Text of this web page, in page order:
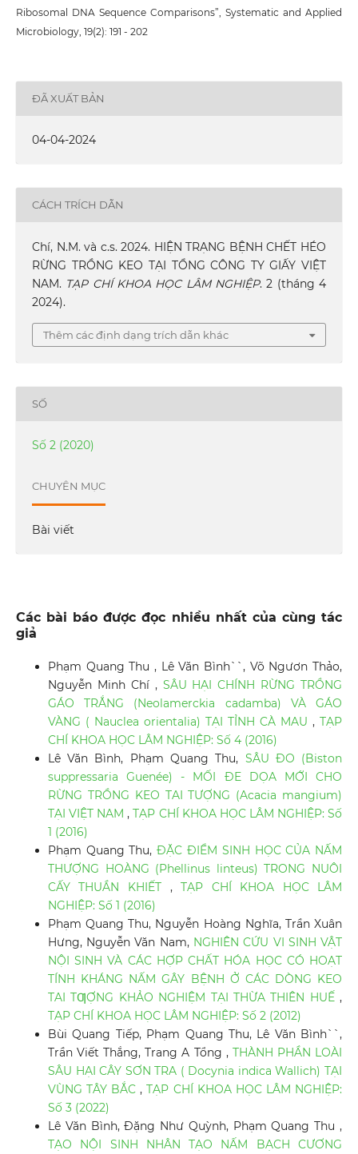
Ribosomal DNA Sequence Comparisons”, Systematic and Applied
Microbiology, 19(2): 191 - 202
ĐÃ XUẤT BẢN
04-04-2024
CÁCH TRÍCH DẪN
Chí, N.M. và c.s. 2024. HIỆN TRẠNG BỆNH CHẾT HÉO
RỪNG TRỒNG KEO TẠI TỔNG CÔNG TY GIẤY VIỆT
NAM. TẠP CHÍ KHOA HỌC LÂM NGHIỆP. 2 (tháng 4
2024).
Thêm các định dạng trích dẫn khác
SỐ
Số 2 (2020)
CHUYÊN MỤC
Bài viết
Các bài báo được đọc nhiều nhất của cùng tác
giả
Phạm Quang Thu , Lê Văn Bình``, Võ Ngươn Thảo,
Nguyễn Minh Chí , SÂU HẠI CHÍNH RỪNG TRỒNG
GÁO TRẮNG (Neolamerckia cadamba) VÀ GÁO
VÀNG ( Nauclea orientalia) TẠI TỈNH CÀ MAU,TẠP
CHÍ KHOA HỌC LÂM NGHIỆP: Số 4 (2016)
Lê Văn Bình, Phạm Quang Thu, SÂU ĐO (Biston
suppressaria Guenée) - MỐI ĐE DỌA MỚI CHO
RỪNG TRỒNG KEO TAI TƯỢNG (Acacia mangium)
TẠI VIỆT NAM,TẠP CHÍ KHOA HỌC LÂM NGHIỆP: Số
1 (2016)
Phạm Quang Thu,ĐẶC ĐIỂM SINH HỌC CỦA NẤM
THƯỢNG HOÀNG (Phellinus linteus) TRONG NUÔI
CẤY THUẦN KHIẾT ,TẠP CHÍ KHOA HỌC LÂM
NGHIỆP: Số 1 (2016)
Phạm Quang Thu, Nguyễn Hoàng Nghĩa, Trần Xuân
Hưng, Nguyễn Văn Nam, NGHIÊN CỨU VI SINH VẬT
NỘI SINH VÀ CÁC HỢP CHẤT HÓA HỌC CÓ HOẠT
TÍNH KHÁNG NẤM GÂY BỆNH Ở CÁC DÒNG KEO
TAI TƢỢNG KHẢO NGHIỆM TẠI THỪA THIÊN HUẾ,
TẠP CHÍ KHOA HỌC LÂM NGHIỆP: Số 2 (2012)
Bùi Quang Tiếp, Phạm Quang Thu, Lê Văn Bình``,
Trần Viết Thắng, Trang A Tổng , THÀNH PHẦN LOÀI
SÂU HẠI CÂY SƠN TRA ( Docynia indica Wallich) TẠI
VÙNG TÂY BẮC,TẠP CHÍ KHOA HỌC LÂM NGHIỆP:
Số 3 (2022)
Lê Văn Bình, Đặng Như Quỳnh, Phạm Quang Thu ,
TẠO NỘI SINH NHÂN TẠO NẤM BẠCH CƯƠNG